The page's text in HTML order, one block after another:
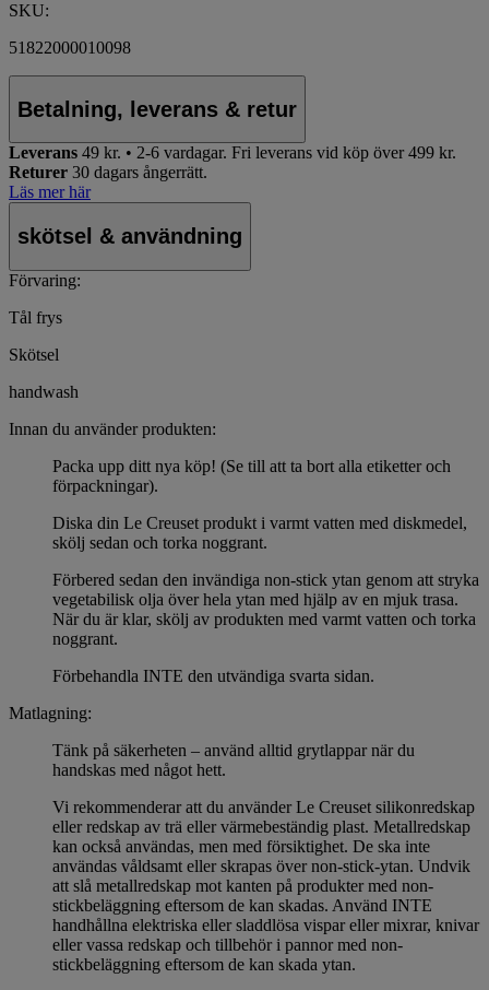
SKU:
51822000010098
Betalning, leverans & retur
Leverans 49 kr. • 2-6 vardagar. Fri leverans vid köp över 499 kr.
Returer 30 dagars ångerrätt.
Läs mer här
skötsel & användning
Förvaring:
Tål frys
Skötsel
handwash
Innan du använder produkten:
Packa upp ditt nya köp! (Se till att ta bort alla etiketter och
förpackningar).
Diska din Le Creuset produkt i varmt vatten med diskmedel,
skölj sedan och torka noggrant.
Förbered sedan den invändiga non-stick ytan genom att stryka
vegetabilisk olja över hela ytan med hjälp av en mjuk trasa.
När du är klar, skölj av produkten med varmt vatten och torka
noggrant.
Förbehandla INTE den utvändiga svarta sidan.
Matlagning:
Tänk på säkerheten – använd alltid grytlappar när du
handskas med något hett.
Vi rekommenderar att du använder Le Creuset silikonredskap
eller redskap av trä eller värmebeständig plast. Metallredskap
kan också användas, men med försiktighet. De ska inte
användas våldsamt eller skrapas över non-stick-ytan. Undvik
att slå metallredskap mot kanten på produkter med non-
stickbeläggning eftersom de kan skadas. Använd INTE
handhållna elektriska eller sladdlösa vispar eller mixrar, knivar
eller vassa redskap och tillbehör i pannor med non-
stickbeläggning eftersom de kan skada ytan.